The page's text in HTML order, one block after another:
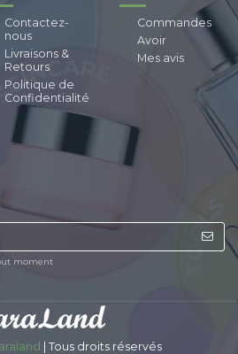
Contactez-
nous
Livraisons &
Retours
Politique de
Confidentialité
Commandes
Avoir
Mes avis
moment
| Tous droits réservés